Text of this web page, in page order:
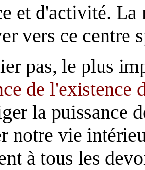
et d'activité. La
vers ce centre
pas, le plus
de l'existence
la puissance
notre vie
à tous les